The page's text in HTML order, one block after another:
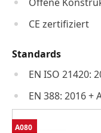
CE zertifiziert
Standards
EN ISO 21420:
EN 388: 2016 +
A080